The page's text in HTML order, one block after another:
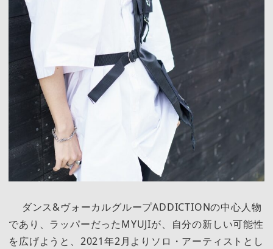
ダンス&ヴォーカルグループADDICTIONの中心人物
であり、ラッパーだったMYUJIが、自分の新しい可能性
を広げようと、2021年2月よりソロ・アーティストとし